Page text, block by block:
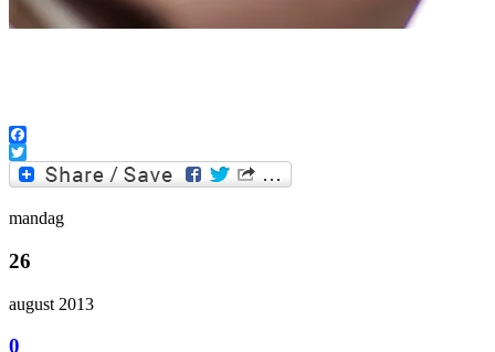
Facebook
Twitter
mandag
26
august 2013
0